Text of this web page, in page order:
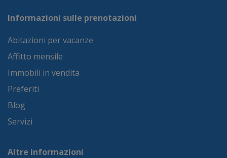
Informazioni sulle prenotazioni
Abitazioni per vacanze
Affitto mensile
Immobili in vendita
Preferiti
Blog
Servizi
Altre informazioni